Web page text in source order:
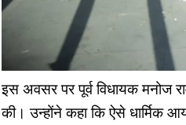
इस अवसर पर पूर्व विधायक मनोज
की। उन्होंने कहा कि ऐसे धार्मिक